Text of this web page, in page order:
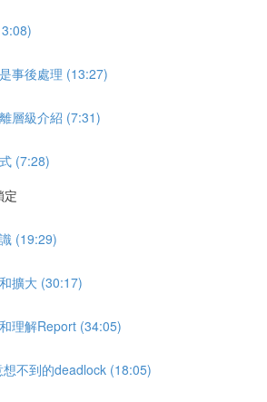
事後處理 (13:27)
層級介紹 (7:31)
(7:28)
定
(19:29)
擴大 (30:17)
理解Report (34:05)
不到的deadlock (18:05)